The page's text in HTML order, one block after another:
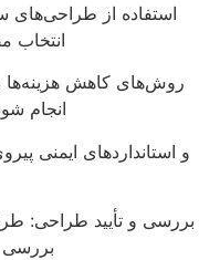
استفاده از طراحی‌های
انتخاب
روش‌های کاهش هزینه‌ها
انجام
و استانداردهای ایمنی
و تأیید طراحی:
بررسی